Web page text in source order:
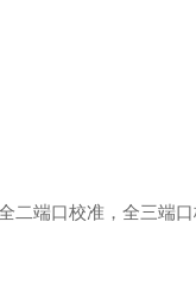
二端口校准，全三端口